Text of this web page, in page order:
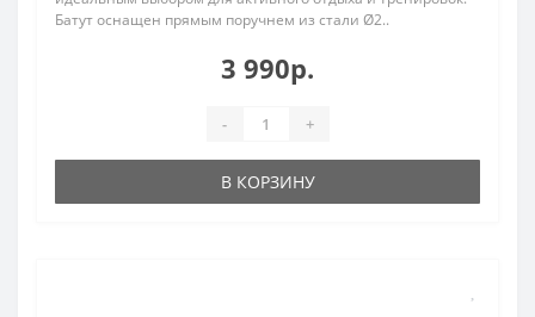
Батут оснащен прямым поручнем из стали Ø2..
3 990р.
- +
В КОРЗИНУ